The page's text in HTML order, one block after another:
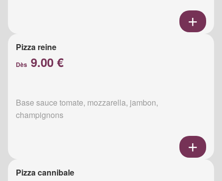
Pizza reine
Dès 9.00 €
Base sauce tomate, mozzarella, jambon,
champignons
Pizza cannibale